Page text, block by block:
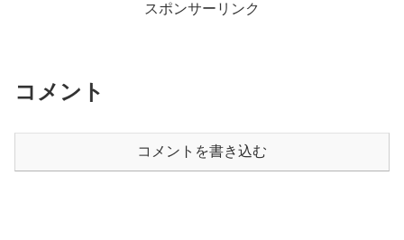
スポンサーリンク
コメント
コメントを書き込む